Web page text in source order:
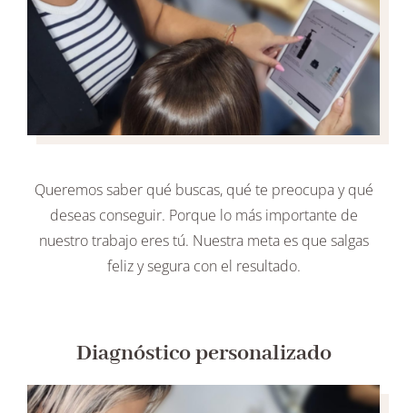
Queremos saber qué buscas, qué te preocupa y qué
deseas conseguir. Porque lo más importante de
nuestro trabajo eres tú. Nuestra meta es que salgas
feliz y segura con el resultado.
Diagnóstico personalizado